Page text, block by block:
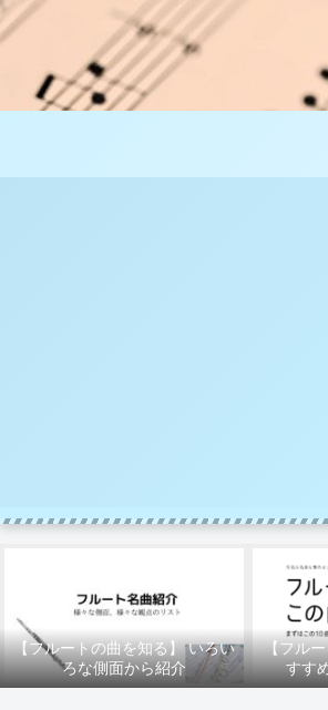
【フルートの曲を知る】 いろい
ろな側面から紹介
【フル
すす